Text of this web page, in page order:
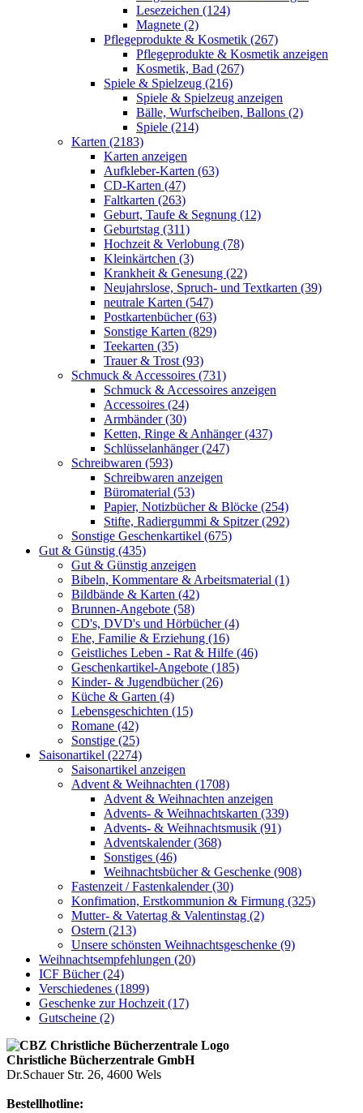
Lesezeichen (124)
Magnete (2)
Pflegeprodukte & Kosmetik (267)
Pflegeprodukte & Kosmetik anzeigen
Kosmetik, Bad (267)
Spiele & Spielzeug (216)
Spiele & Spielzeug anzeigen
Bälle, Wurfscheiben, Ballons (2)
Spiele (214)
Karten (2183)
Karten anzeigen
Aufkleber-Karten (63)
CD-Karten (47)
Faltkarten (263)
Geburt, Taufe & Segnung (12)
Geburtstag (311)
Hochzeit & Verlobung (78)
Kleinkärtchen (3)
Krankheit & Genesung (22)
Neujahrslose, Spruch- und Textkarten (39)
neutrale Karten (547)
Postkartenbücher (63)
Sonstige Karten (829)
Teekarten (35)
Trauer & Trost (93)
Schmuck & Accessoires (731)
Schmuck & Accessoires anzeigen
Accessoires (24)
Armbänder (30)
Ketten, Ringe & Anhänger (437)
Schlüsselanhänger (247)
Schreibwaren (593)
Schreibwaren anzeigen
Büromaterial (53)
Papier, Notizbücher & Blöcke (254)
Stifte, Radiergummi & Spitzer (292)
Sonstige Geschenkartikel (675)
Gut & Günstig (435)
Gut & Günstig anzeigen
Bibeln, Kommentare & Arbeitsmaterial (1)
Bildbände & Karten (42)
Brunnen-Angebote (58)
CD's, DVD's und Hörbücher (4)
Ehe, Familie & Erziehung (16)
Geistliches Leben - Rat & Hilfe (46)
Geschenkartikel-Angebote (185)
Kinder- & Jugendbücher (26)
Küche & Garten (4)
Lebensgeschichten (15)
Romane (42)
Sonstige (25)
Saisonartikel (2274)
Saisonartikel anzeigen
Advent & Weihnachten (1708)
Advent & Weihnachten anzeigen
Advents- & Weihnachtskarten (339)
Advents- & Weihnachtsmusik (91)
Adventskalender (368)
Sonstiges (46)
Weihnachtsbücher & Geschenke (908)
Fastenzeit / Fastenkalender (30)
Konfimation, Erstkommunion & Firmung (325)
Mutter- & Vatertag & Valentinstag (2)
Ostern (213)
Unsere schönsten Weihnachtsgeschenke (9)
Weihnachtsempfehlungen (20)
ICF Bücher (24)
Verschiedenes (1899)
Geschenke zur Hochzeit (17)
Gutscheine (2)
Christliche Bücherzentrale GmbH
Dr.Schauer Str. 26, 4600 Wels
Bestellhotline: